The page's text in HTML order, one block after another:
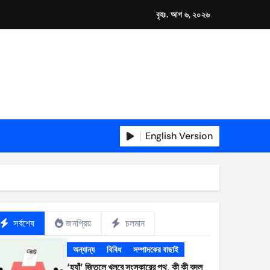
বৃহঃ. আগ ৬, ২০২৬
English Version
সর্বশেষ জনপ্রিয় চলমান
অন্যান্য বিবিধ সম্পাদকের বাছাই
‘হ্যাঁ’ জিতলে খুলবে সংস্কারের পথ, কী কী বদল